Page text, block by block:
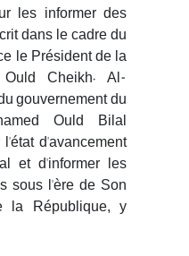
les informer des
dans le cadre du
le Président de la
Ould Cheikh. Al-
gouvernement du
Ould Bilal
d'avancement
et d'informer les
sous l'ère de Son
la République, y